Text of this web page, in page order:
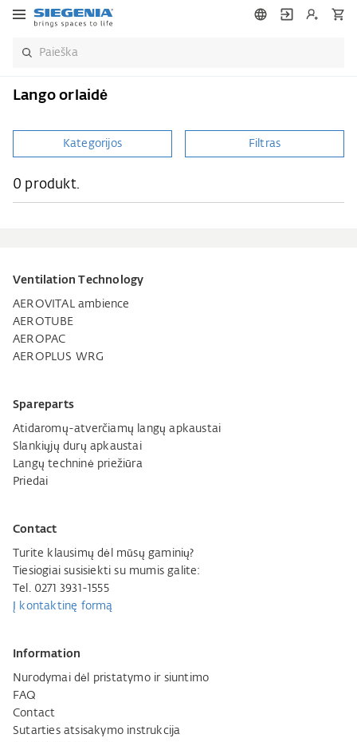
Lango orlaidė
Kategorijos Filtras
0 produkt.
Ventilation Technology
AEROVITAL ambience
AEROTUBE
AEROPAC
AEROPLUS WRG
Spareparts
Atidaromų-atverčiamų langų apkaustai
Slankiųjų durų apkaustai
Langų techninė priežiūra
Priedai
Contact
Turite klausimų dėl mūsų gaminių?
Tiesiogiai susisiekti su mumis galite:
Tel. 0271 3931-1555
Į kontaktinę formą
Information
Nurodymai dėl pristatymo ir siuntimo
FAQ
Contact
Sutarties atsisakymo instrukcija